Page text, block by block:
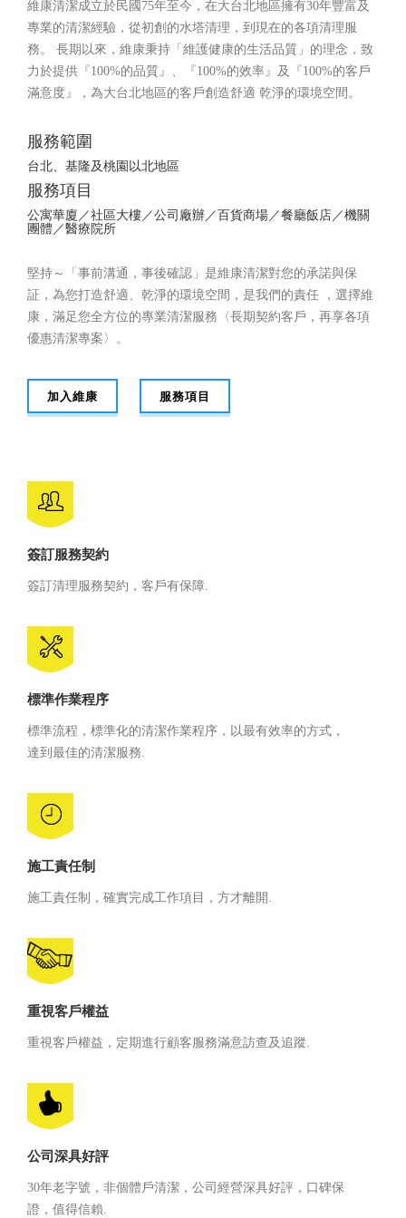
維康清潔成立於民國75年至今，在大台北地區擁有30年豐富及
專業的清潔經驗，從初創的水塔清理，到現在的各項清理服
務。 長期以來，維康秉持「維護健康的生活品質」的理念，致
力於提供『100%的品質』、『100%的效率』及『100%的客戶
滿意度』，為大台北地區的客戶創造舒適 乾淨的環境空間。
服務範圍
台北、基隆及桃園以北地區
服務項目
公寓華廈／社區大樓／公司廠辦／百貨商場／餐廳飯店／機關
團體／醫療院所
堅持～「事前溝通，事後確認」是維康清潔對您的承諾與保
証，為您打造舒適、乾淨的環境空間，是我們的責任 ，選擇維
康，滿足您全方位的專業清潔服務〈長期契約客戶，再享各項
優惠清潔專案〉。
加入維康 服務項目
簽訂服務契約
簽訂清理服務契約，客戶有保障.
標準作業程序
標準流程，標準化的清潔作業程序，以最有效率的方式，
達到最佳的清潔服務.
施工責任制
施工責任制，確實完成工作項目，方才離開.
重視客戶權益
重視客戶權益，定期進行顧客服務滿意訪查及追蹤.
公司深具好評
30年老字號，非個體戶清潔，公司經營深具好評，口碑保
證，值得信賴.